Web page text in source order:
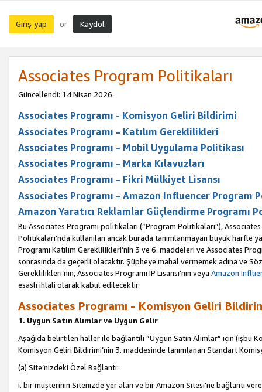
Giriş yap or Kaydol
Associates Program Politikaları
Güncellendi: 14 Nisan 2026.
Associates Programı - Komisyon Geliri Bildirimi
Associates Programı – Katılım Gereklilikleri
Associates Programı – Mobil Uygulama Politikası
Associates Programı – Marka Kılavuzları
Associates Programı – Fikri Mülkiyet Lisansı
Associates Programı – Amazon Influencer Program
Amazon Yaratıcı Reklamlar Güçlendirme Programı
Bu Associates Programı politikaları (“Program Politikaları”),
Politikaları’nda kullanılan ancak burada tanımlanmayan büyük harfle
Programı Katılım Gereklilikleri’nin 3 ve 6. maddeleri ve Associates
sonrasında da geçerli olacaktır. Şüpheye mahal vermemek adına ve
Gereklilikleri’nin, Associates Programı IP Lisansı’nın veya Amazon
esaslı ihlali olarak kabul edilecektir.
Associates Programı - Komisyon Geliri
1. Uygun Satın Alımlar ve Uygun Gelir
Aşağıda belirtilen haller ile bağlantılı “Uygun Satın Alımlar” için
Komisyon Geliri Bildirimi’nin 3. maddesinde tanımlanan Standart
(a) Site’nizdeki Özel Bağlantı:
i. bir müşterinin Sitenizde yer alan ve bir Amazon Sitesi’ne bağlantı